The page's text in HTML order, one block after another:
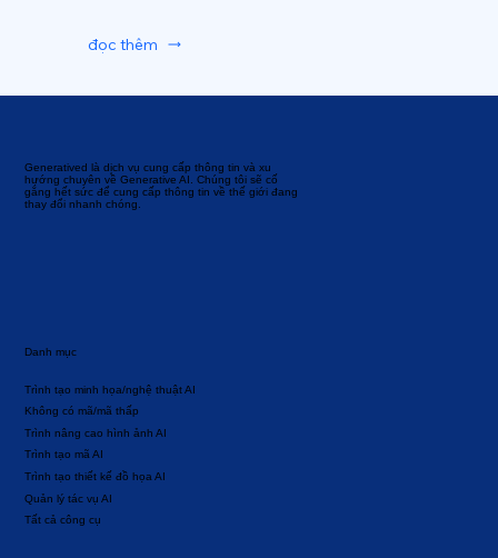
Generatived là dịch vụ cung cấp thông tin và xu
hướng chuyên về Generative AI. Chúng tôi sẽ cố
gắng hết sức để cung cấp thông tin về thế giới đang
thay đổi nhanh chóng.
Danh mục
Tất cả công cụ
Quản lý tác vụ AI
Trình tạo thiết kế đồ họa AI
Không có mã/mã thấp
Trình tạo mã AI
Trình nâng cao hình ảnh AI
Trình tạo minh họa/nghệ thuật AI
đọc thêm